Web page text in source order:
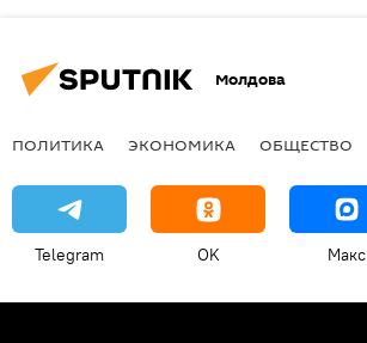
Молдова
ПОЛИТИКА ЭКОНОМИКА ОБЩЕСТВО
Telegram OK Макс